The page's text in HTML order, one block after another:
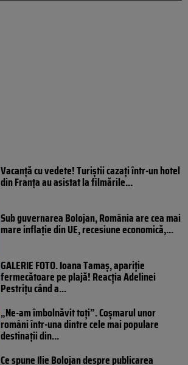
Vacanță cu vedete! Turiștii cazați într-un hotel
din Franța au asistat la filmările...
Sub guvernarea Bolojan, România are cea mai
mare inflație din UE, recesiune economică,...
GALERIE FOTO. Ioana Tamaş, apariție
fermecătoare pe plajă! Reacția Adelinei
Pestrițu când a...
„Ne-am îmbolnăvit toți”. Coșmarul unor
români într-una dintre cele mai populare
destinații din...
Ce spune Ilie Bolojan despre publicarea